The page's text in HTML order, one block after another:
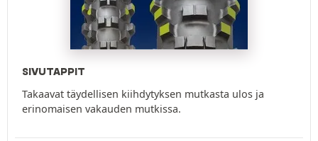
SIVUTAPPIT
Takaavat täydellisen kiihdytyksen mutkasta ulos ja
erinomaisen vakauden mutkissa.